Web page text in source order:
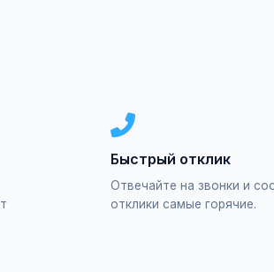
Быстрый отклик
Отвечайте на звонки и
отклики самые горячие.